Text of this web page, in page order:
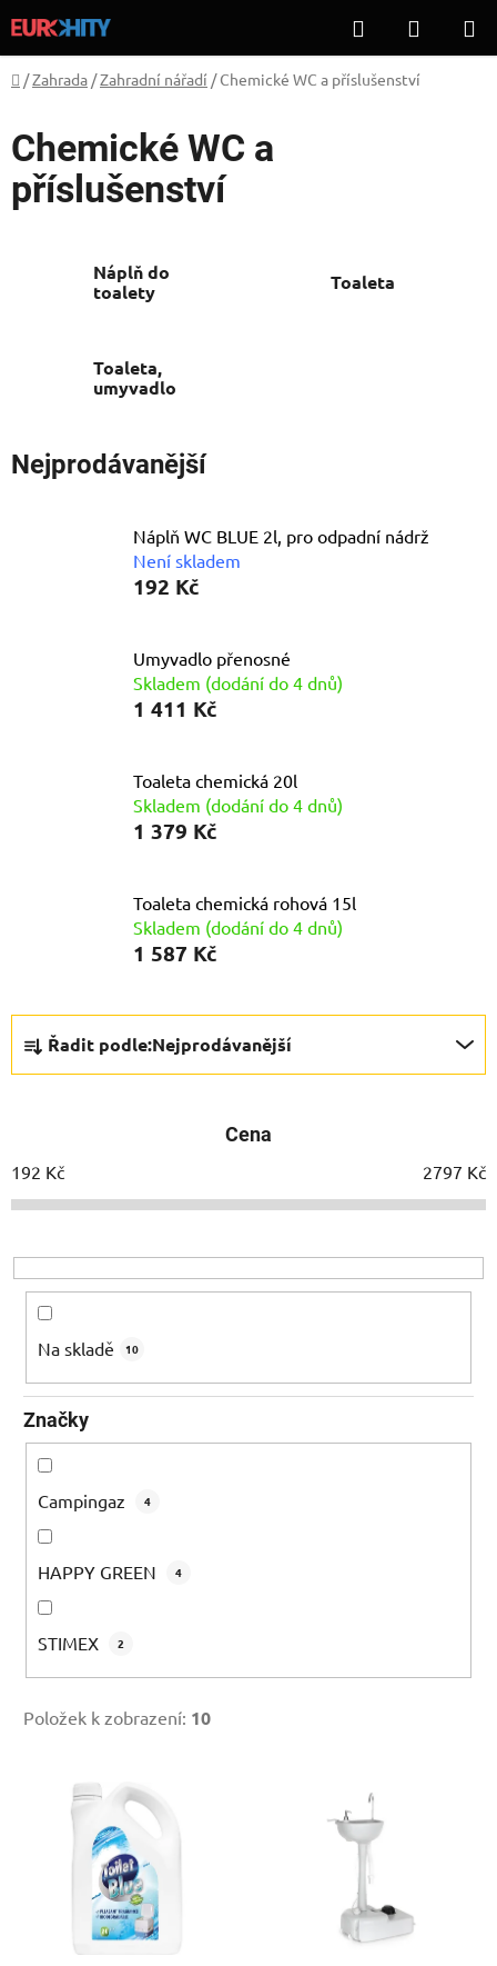
na
obsah
Hledat
KOŠÍK
Domů
/Zahrada /Zahradní nářadí / Chemické WC a příslušenství
Chemické WC a
příslušenství
Náplň do
toalety
Toaleta
Toaleta,
umyvadlo
Nejprodávanější
Náplň WC BLUE 2l, pro odpadní nádrž
Není skladem
192 Kč
Umyvadlo přenosné
Skladem (dodání do 4 dnů)
1 411 Kč
Toaleta chemická 20l
Skladem (dodání do 4 dnů)
1 379 Kč
Toaleta chemická rohová 15l
Skladem (dodání do 4 dnů)
1 587 Kč
í
p
o
d
ů
Řadit podle:Nejprodávanější
Cena
192 Kč 2797 Kč
Na skladě 10
Značky
Campingaz 4
HAPPY GREEN 4
STIMEX 2
Položek k zobrazení: 10